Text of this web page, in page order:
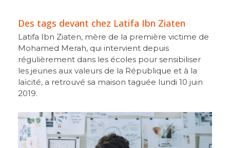
Des tags devant chez Latifa Ibn Ziaten
Latifa Ibn Ziaten, mère de la première victime de
Mohamed Merah, qui intervient depuis
régulièrement dans les écoles pour sensibiliser
les jeunes aux valeurs de la République et à la
laïcité, a retrouvé sa maison taguée lundi 10 juin
2019.